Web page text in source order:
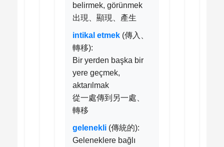
belirmek, görünmek
出現、顯現、產生
intikal etmek (傳入、
轉移):
Bir yerden başka bir
yere geçmek,
aktarılmak
從一處傳到另一處、
轉移
gelenekli (傳統的):
Geleneklere bağlı